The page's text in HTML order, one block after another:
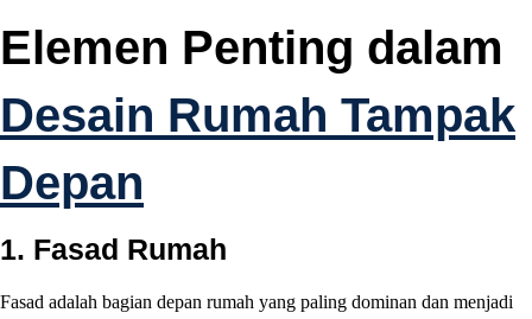
Elemen Penting dalam
Desain Rumah Tampak
Depan
1. Fasad Rumah
Fasad adalah bagian depan rumah yang paling dominan dan menjadi